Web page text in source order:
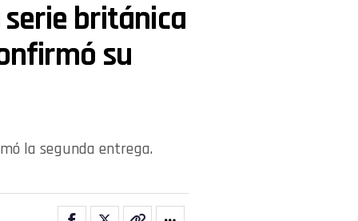
británica
su
la segunda entrega.